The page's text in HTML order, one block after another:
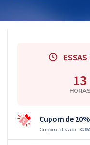
ESSAS
13
HORAS
Cupom de
Cupom ativado: